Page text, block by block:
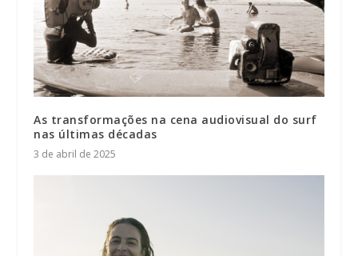
As transformações na cena audiovisual do surf
nas últimas décadas
3 de abril de 2025